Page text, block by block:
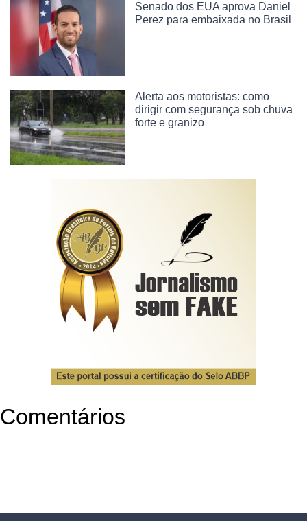
Senado dos EUA aprova Daniel
Perez para embaixada no Brasil
Alerta aos motoristas: como
dirigir com segurança sob chuva
forte e granizo
Comentários